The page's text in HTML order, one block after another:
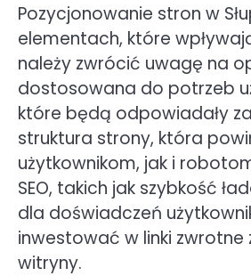
Pozycjonowanie stron w
elementach, które
należy zwrócić uwagę na
dostosowana do potrzeb
które będą odpowiadały
struktura strony, która
użytkownikom, jak i
SEO, takich jak szybkość
dla doświadczeń
inwestować w linki
witryny.